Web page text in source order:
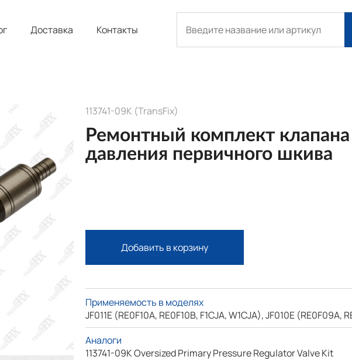
Доставка Контакты
113741-09K (TransFix)
Ремонтный комплект клапана
давления первичного шкива
Добавить в корзину
Применяемость в моделях
JF011E (RE0F10A, RE0F10B, F1CJA, W1CJA), JF010E (RE0F09A,
Аналоги
113741-09K Oversized Primary Pressure Regulator Valve Kit